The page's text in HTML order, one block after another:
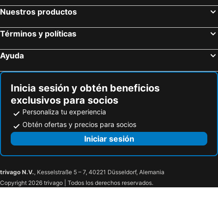
Villa Amì
Scafati, bed and breakfasts
Portici, bed and breakfasts
Atrani, bed and breakfasts
Eboli, bed and breakfasts
Piano di Sorrento, bed and breakfasts
Nuestros productos
Términos y políticas
Ayuda
Inicia sesión y obtén beneficios
exclusivos para socios
Personaliza tu experiencia
Obtén ofertas y precios para socios
Iniciar sesión
trivago N.V., Kesselstraße 5 – 7, 40221 Düsseldorf, Alemania
Copyright 2026 trivago | Todos los derechos reservados.